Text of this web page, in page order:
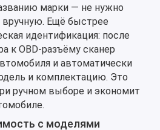
марки — не нужно
вручную. Ещё быстрее
идентификация: после
к OBD-разъёму сканер
и автоматически
и комплектацию. Это
ручном выборе и экономит
с моделями